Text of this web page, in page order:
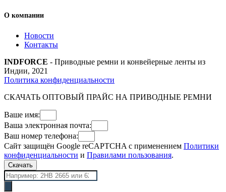
О компании
Новости
Контакты
INDFORCE - Приводные ремни и конвейерные ленты из
Индии, 2021
Политика конфиденциальности
СКАЧАТЬ ОПТОВЫЙ ПРАЙС НА ПРИВОДНЫЕ РЕМНИ
Ваше имя:
Ваша электронная почта:
Ваш номер телефона:
Сайт защищён Google reCAPTCHA с применением Политики
конфиденциальности и Правилами пользования.
Скачать
Поиск
товаров